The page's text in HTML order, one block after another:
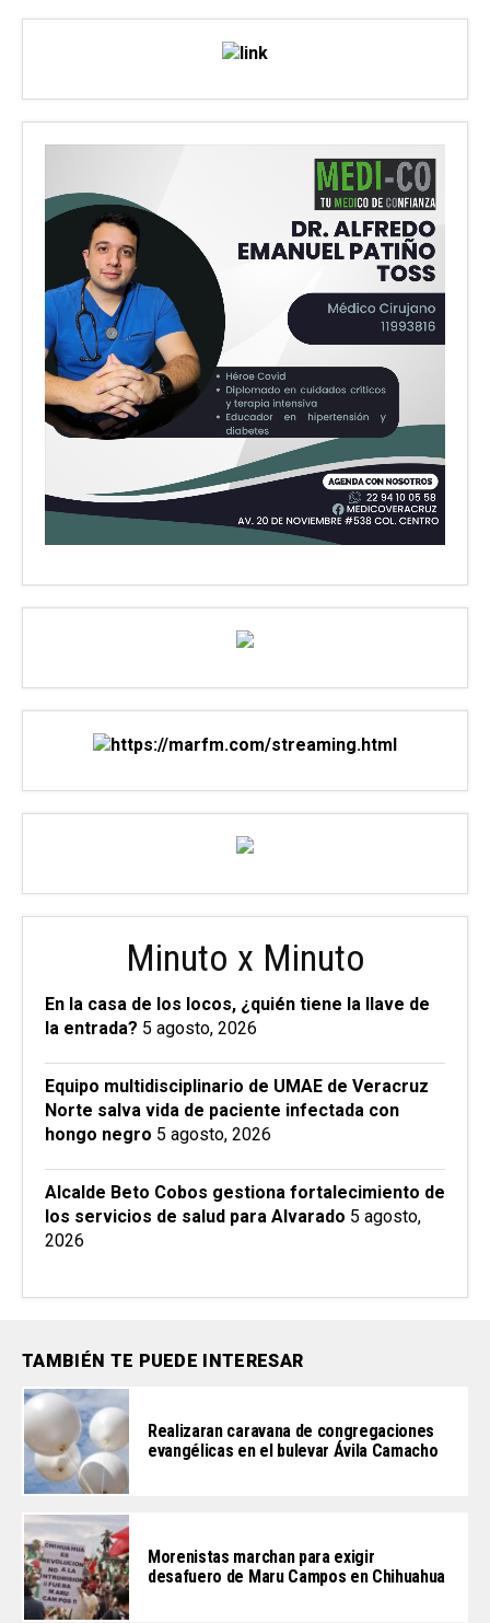
Minuto x Minuto
En la casa de los locos, ¿quién tiene la llave de
la entrada? 5 agosto, 2026
Equipo multidisciplinario de UMAE de Veracruz
Norte salva vida de paciente infectada con
hongo negro 5 agosto, 2026
Alcalde Beto Cobos gestiona fortalecimiento de
los servicios de salud para Alvarado 5 agosto,
2026
TAMBIÉN TE PUEDE INTERESAR
Realizaran caravana de congregaciones
evangélicas en el bulevar Ávila Camacho
Morenistas marchan para exigir
desafuero de Maru Campos en Chihuahua